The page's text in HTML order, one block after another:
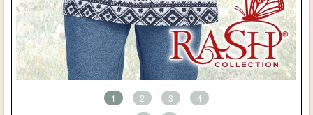
1 2 3 4